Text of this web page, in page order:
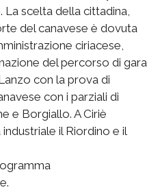
La scelta della cittadina,
del canavese è dovuta
ciriacese,
del percorso di gara
con la prova di
con i parziali di
e Borgiallo. A Ciriè
il Riordino e il